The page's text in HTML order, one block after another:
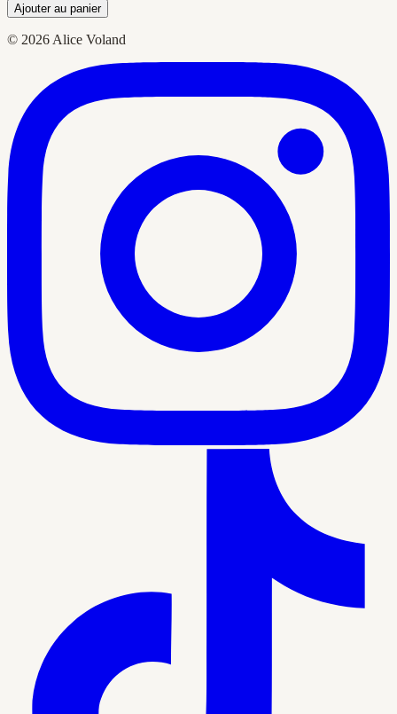
Ajouter au panier
© 2026 Alice Voland